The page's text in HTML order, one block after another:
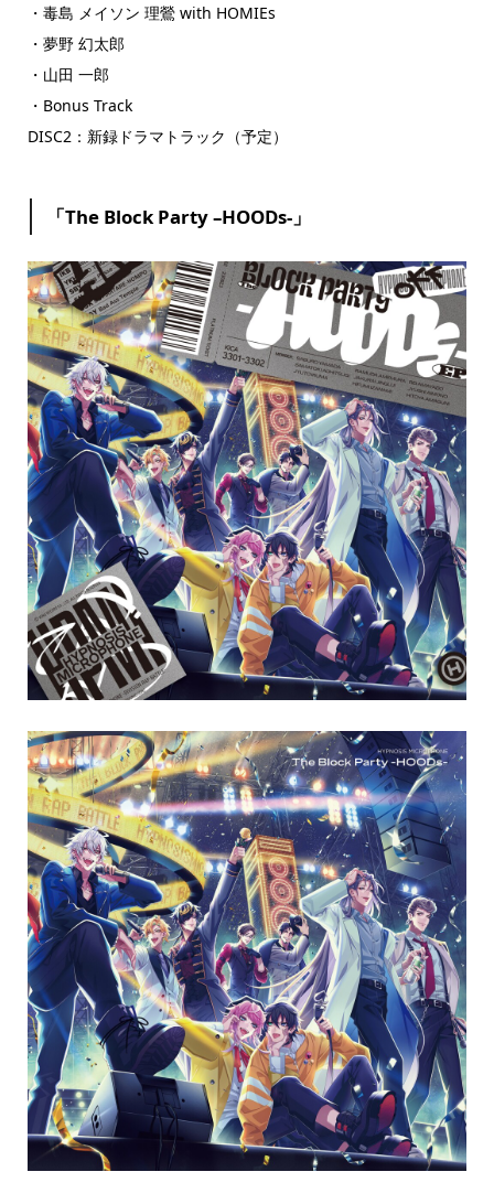
・毒島 メイソン 理鶯 with HOMIEs
・夢野 幻太郎
・山田 一郎
・Bonus Track
DISC2：新録ドラマトラック（予定）
「The Block Party –HOODs-」